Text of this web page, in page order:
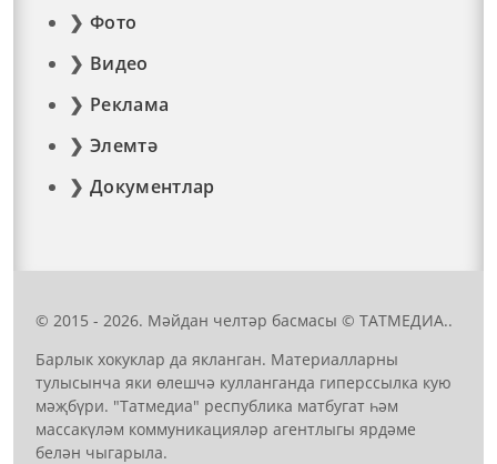
Фото
Видео
Реклама
Элемтә
Документлар
© 2015 - 2026. Мәйдан челтәр басмасы © ТАТМЕДИА..
Барлык хокуклар да якланган. Материалларны
тулысынча яки өлешчә кулланганда гиперссылка кую
мәҗбүри. "Татмедиа" республика матбугат һәм
массакүләм коммуникацияләр агентлыгы ярдәме
белән чыгарыла.